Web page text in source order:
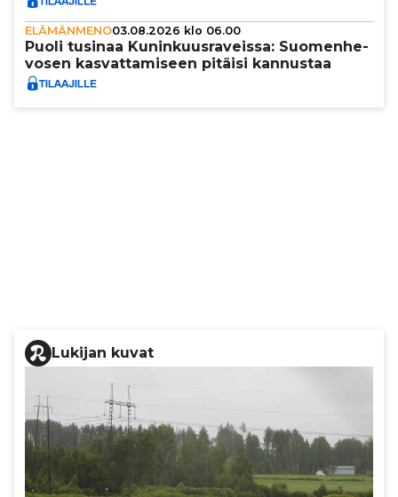
ELÄMÄNMENO03.08.2026 klo 06.00
Puoli tusinaa Kunin­kuus­ra­veissa: Suo­men­he­
vo­sen kas­vat­ta­mi­seen pitäisi kannustaa
Lukijan kuvat